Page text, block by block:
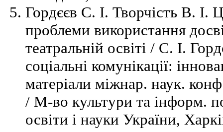
Гордєєв С. І. Творчість В. І.
проблеми використання
театральній освіті / С. І.
соціальні комунікації:
матеріали міжнар. наук.
/ М-во культури та інформ.
освіти і науки України,